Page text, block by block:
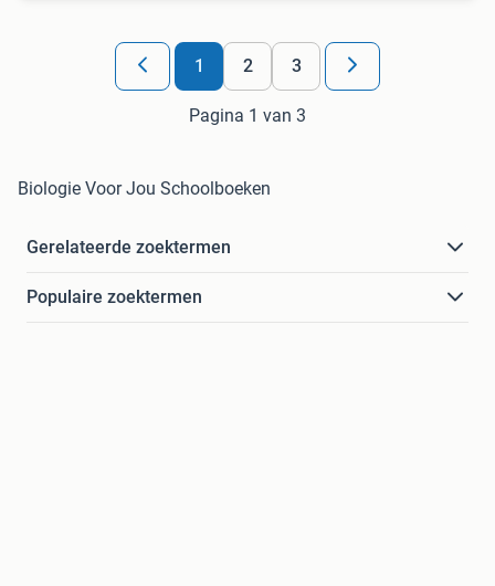
1 2 3
Pagina 1 van 3
Biologie Voor Jou Schoolboeken
Gerelateerde zoektermen
Populaire zoektermen